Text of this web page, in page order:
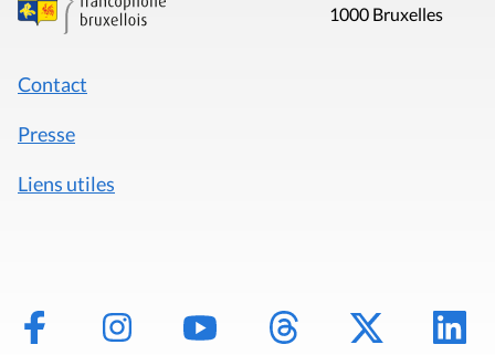
1000 Bruxelles
Contact
Presse
Liens utiles